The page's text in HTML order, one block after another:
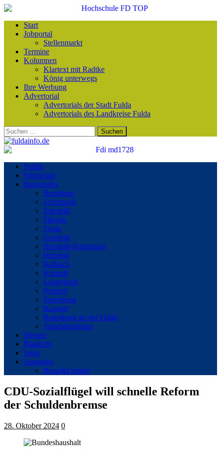
Start
Jobportal
Stellenmarkt
Termine
Kolumnen
Klartext mit Radtke
König unterwegs
Ihre Werbung
Advertorial
Advertorials der Stadt Fulda
Advertorials des Landkreise Fulda
Suchen
nach:
Politik
Wirtschaft
Regionales
Burghaun
Eichenzell
Eiterfeld
Flieden
Fulda
Gersfeld
Hersfeld-Rotenburg
Hünfeld
Kalbach
Künzell
Lauterbach
Neuhof
Petersberg
Rasdorf
Rotenburg an der Fulda
Vogelsbergkreis
Hessen
Blaulicht
Sport
Sonstiges
Reise&Freizeit
CDU-Sozialflügel will schnelle Reform
der Schuldenbremse
28. Oktober 2024 0